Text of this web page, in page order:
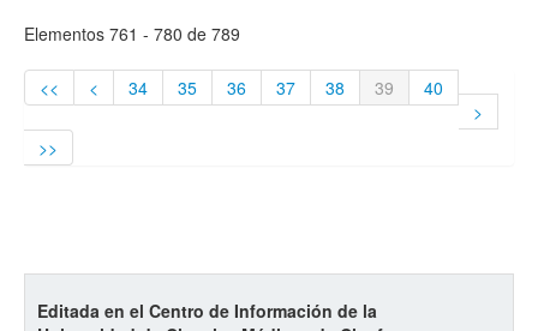
Elementos 761 - 780 de 789
<< < 34 35 36 37 38 39
40
>
>>
Editada en el Centro de Información de la